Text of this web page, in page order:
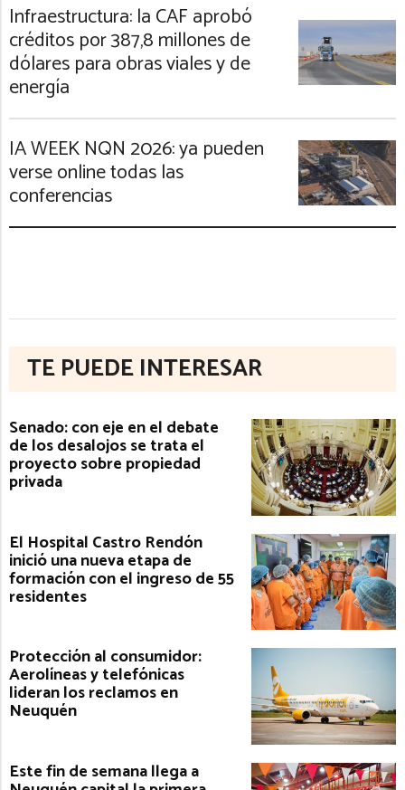
Infraestructura: la CAF aprobó
créditos por 387,8 millones de
dólares para obras viales y de
energía
IA WEEK NQN 2026: ya pueden
verse online todas las
conferencias
TE PUEDE INTERESAR
Senado: con eje en el debate
de los desalojos se trata el
proyecto sobre propiedad
privada
El Hospital Castro Rendón
inició una nueva etapa de
formación con el ingreso de 55
residentes
Protección al consumidor:
Aerolíneas y telefónicas
lideran los reclamos en
Neuquén
Este fin de semana llega a